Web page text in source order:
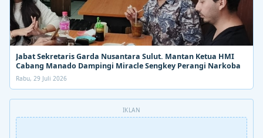
Jabat Sekretaris Garda Nusantara Sulut. Mantan Ketua HMI
Cabang Manado Dampingi Miracle Sengkey Perangi Narkoba
Rabu, 29 Juli 2026
IKLAN